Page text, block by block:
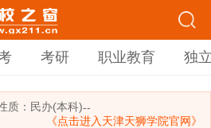
考研 职业教育 独
质：民办(本科)--
《点击进入天津天狮学院官网》